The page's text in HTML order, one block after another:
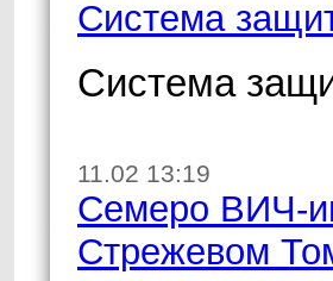
Система
Система
11.02 13:19
Семеро ВИЧ-
Стрежевом